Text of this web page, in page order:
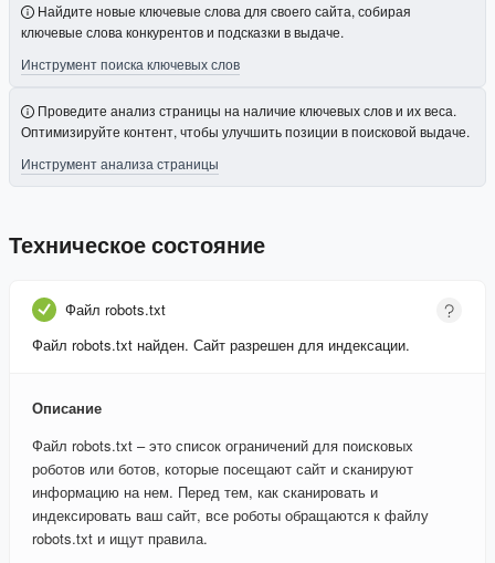
Найдите новые ключевые слова для своего сайта, собирая
ключевые слова конкурентов и подсказки в выдаче.
Инструмент поиска ключевых слов
Проведите анализ страницы на наличие ключевых слов и их веса.
Оптимизируйте контент, чтобы улучшить позиции в поисковой выдаче.
Инструмент анализа страницы
Техническое состояние
Файл robots.txt
Файл robots.txt найден. Сайт разрешен для индексации.
Описание
Файл robots.txt – это список ограничений для поисковых
роботов или ботов, которые посещают сайт и сканируют
информацию на нем. Перед тем, как сканировать и
индексировать ваш сайт, все роботы обращаются к файлу
robots.txt и ищут правила.